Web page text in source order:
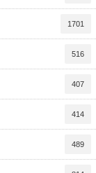
1701
516
407
414
489